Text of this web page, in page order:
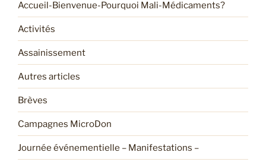
Accueil-Bienvenue-Pourquoi Mali-Médicaments?
Activités
Assainissement
Autres articles
Brèves
Campagnes MicroDon
Journée événementielle – Manifestations –